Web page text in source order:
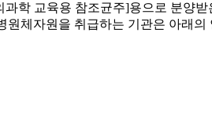
학 교육용 참조균주]용으로 분양
체자원을 취급하는 기관은 아래